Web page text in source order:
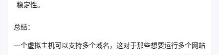
稳定性。
总结：
一个虚拟主机可以支持多个域名，这对于那些想要运行多个网站